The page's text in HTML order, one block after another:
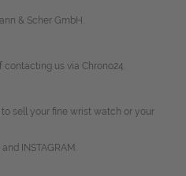
& Scher GmbH.
us via Chrono24.
sell your fine wrist watch or your
INSTAGRAM.